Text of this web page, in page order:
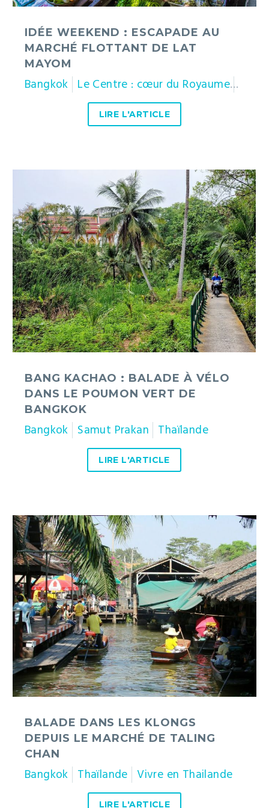
IDÉE WEEKEND : ESCAPADE AU
MARCHÉ FLOTTANT DE LAT
MAYOM
Bangkok Le Centre : cœur du Royaume
LIRE L'ARTICLE
balade
à
vélo
dans
le
poumon
vert
de
Bangkok
BANG KACHAO : BALADE À VÉLO
DANS LE POUMON VERT DE
BANGKOK
Bangkok Samut Prakan Thaïlande
LIRE L'ARTICLE
Balade
dans
les
klongs
depuis
le
marché
de
Taling
Chan
BALADE DANS LES KLONGS
DEPUIS LE MARCHÉ DE TALING
CHAN
Bangkok Thaïlande Vivre en Thailande
LIRE L'ARTICLE